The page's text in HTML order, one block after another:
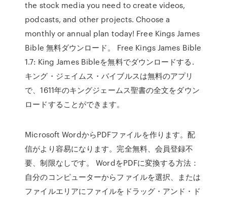
the stock media you need to create videos,
podcasts, and other projects. Choose a
monthly or annual plan today! Free Kings James
Bible 無料ダウンロード。 Free Kings James Bible
1.7: King James Bibleを無料でダウンロードする.
キング・ジェイムス・バイブルスは無料のアプリ
で、1611年のキングジェームス聖書の全文をダウン
ロードすることができます。
Microsoft WordからPDFファイルを作ります。配
信がより容易になります。完全無料、会員登録不
要、制限なしです。 WordをPDFに変換する方法：
自分のコンピューターからファイルを選択、または
ファイルエリアにファイルをドラッグ・アンド・ド